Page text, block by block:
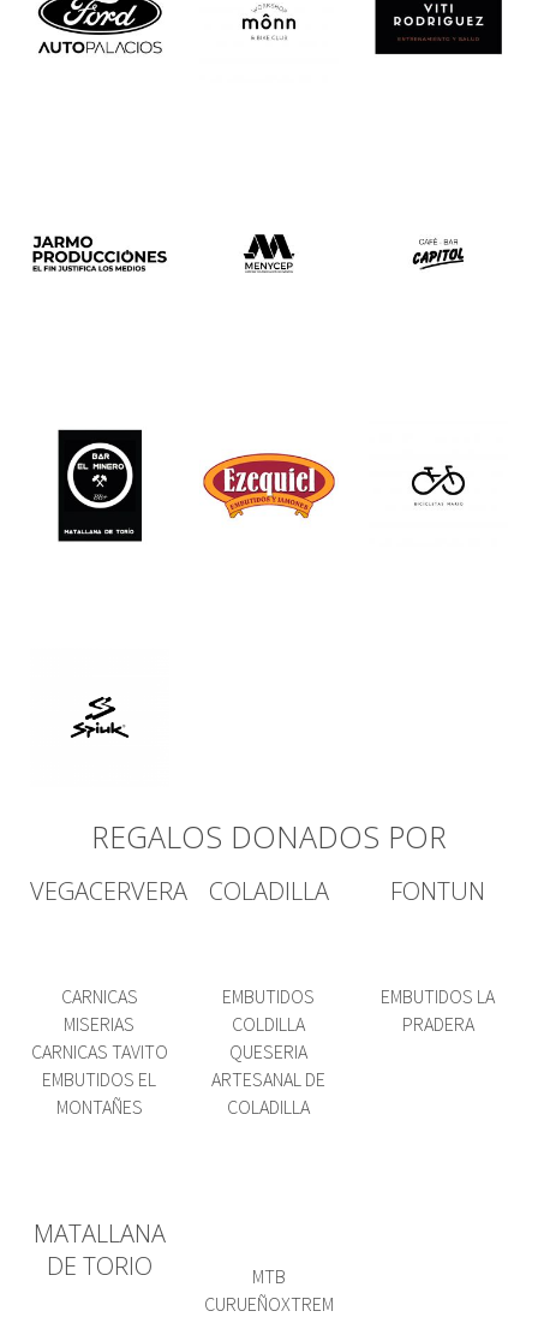
REGALOS DONADOS POR
VEGACERVERA
CARNICAS
MISERIAS
CARNICAS TAVITO
EMBUTIDOS EL
MONTAÑES
COLADILLA
EMBUTIDOS
COLDILLA
QUESERIA
ARTESANAL DE
COLADILLA
FONTUN
EMBUTIDOS LA
PRADERA
MATALLANA
DE TORIO
MTB
CURUEÑOXTREM